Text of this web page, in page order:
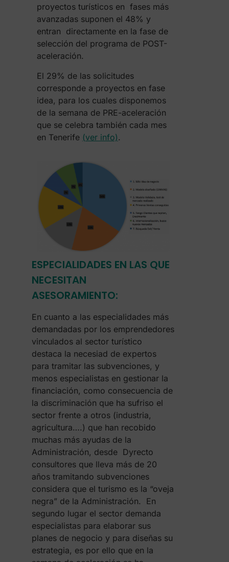
proyectos turísticos en fases más
avanzadas suponen el 48% y
entran directamente en la fase de
selección del programa de POST-
aceleración.
El 29% de las solicitudes
corresponde a proyectos en fase
idea, para los cuales disponemos
de la semana de PRE-aceleración
que se celebra también cada mes
en Tenerife (ver info).
ESPECIALIDADES EN LAS QUE
NECESITAN
ASESORAMIENTO:
En cuanto a las especialidades más
demandadas por los emprendedores
vinculados al sector turístico
destaca la necesiad de expertos
para tramitar las subvenciones, y
menos especialistas en gestionar la
financiación, como consecuencia de
la discriminación que ha sufriso el
sector frente a otros (industria,
agricultura….) que han recobido
muchas más ayudas de la
Administración, desde Dyrecto
consultores que lleva más de 20
años tramitando subvenciones
considera que el turismo es la “oveja
negra” de la Administración. En
segundo lugar el sector demanda
especialistas para elaborar sus
planes de negocio y para diseñas su
estrategia, es por ello que en la